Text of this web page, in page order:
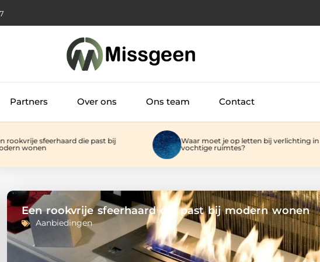
Partners Over ons Ons team Contact
sfeerhaard die past bij
Waar moet je op letten bij verlichting in
vochtige ruimtes?
Een rookvrije sfeerhaard die past bij modern wonen
Aanbiedingen